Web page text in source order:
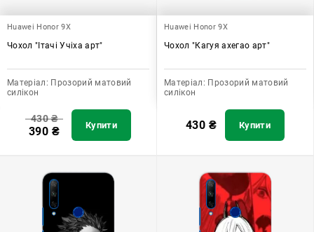
Huawei Honor 9X
Чохол "Ітачі Учіха арт"
Матеріал: Прозорий матовий
силікон
430₴
390 ₴ Купити
Huawei Honor 9X
Чохол "Кагуя ахегао арт"
Матеріал: Прозорий матовий
силікон
430 ₴ Купити